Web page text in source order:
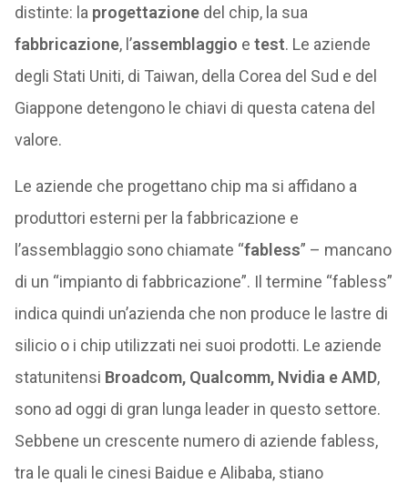
distinte: la progettazionedel chip, la sua
fabbricazione, l’assemblaggio e test. Le aziende
degli Stati Uniti, di Taiwan, della Corea del Sud e del
Giappone detengono le chiavi di questa catena del
valore.
Le aziende che progettano chip ma si affidano a
produttori esterni per la fabbricazione e
l’assemblaggio sono chiamate “fabless” – mancano
di un “impianto di fabbricazione”. Il termine “fabless”
indica quindi un’azienda che non produce le lastre di
silicio o i chip utilizzati nei suoi prodotti. Le aziende
statunitensi Broadcom, Qualcomm, Nvidia e AMD,
sono ad oggi di gran lunga leader in questo settore.
Sebbene un crescente numero di aziende fabless,
tra le quali le cinesi Baidue e Alibaba, stiano